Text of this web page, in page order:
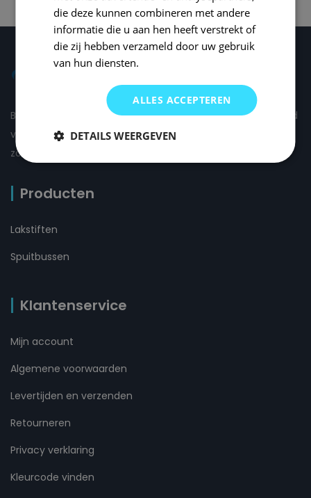
Bij Small Repair Systems begrijpen we dat autoschade altijd
vervelend is en daarom proberen wij om de schade voor u
zo comfortabel mogelijk te herstellen.
Producten
Lakstiften
Spuitbussen
Klantenservice
Mijn account
Algemene voorwaarden
Levertijden en verzenden
Retourneren
Privacy verklaring
Kleurcode vinden
die deze kunnen combineren met andere
informatie die u aan hen heeft verstrekt of
die zij hebben verzameld door uw gebruik
van hun diensten.
ALLES ACCEPTEREN
DETAILS WEERGEVEN